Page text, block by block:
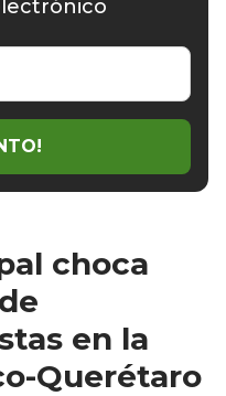
choca
en la
Querétaro